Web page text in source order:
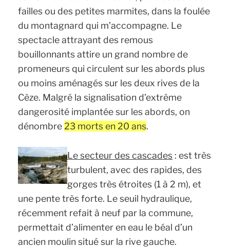
failles ou des petites marmites, dans la foulée
du montagnard qui m’accompagne. Le
spectacle attrayant des remous
bouillonnants attire un grand nombre de
promeneurs qui circulent sur les abords plus
ou moins aménagés sur les deux rives de la
Cèze. Malgré la signalisation d’extrême
dangerosité implantée sur les abords, on
dénombre 23 morts en 20 ans.
Le secteur des cascades : est très
turbulent, avec des rapides, des
gorges très étroites (1 à 2 m), et
une pente très forte. Le seuil hydraulique,
récemment refait à neuf par la commune,
permettait d’alimenter en eau le béal d’un
ancien moulin situé sur la rive gauche.